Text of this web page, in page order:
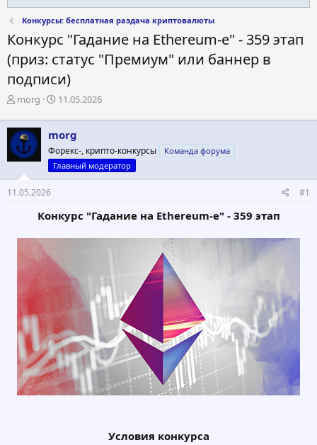
Конкурсы: бесплатная раздача криптовалюты
Конкурс "Гадание на Ethereum-е" - 359 этап
(приз: статус "Премиум" или баннер в
подписи)
А
т
о
р
т
е
м
ы
morg
Д
т
а
н
а
ч
л
а
11.05.2026
morg
Форекс-, крипто-конкурсы
Команда форума
Главный модератор
11.05.2026 #1
Конкурс "Гадание на Ethereum-е" - 359 этап
Условия конкурса